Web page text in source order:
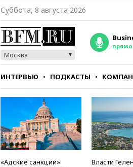
Суббота, 8 августа 2026
Москва
ИНТЕРВЬЮ ПОДКАСТЫ
СТИЛЬ ТЕСТЫ
«Адские санкции»
Власти